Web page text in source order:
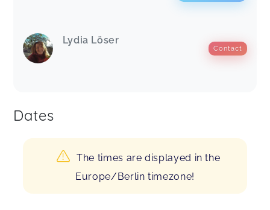
Lydia Löser
Contact
Dates
The times are displayed in the
Europe/Berlin timezone!